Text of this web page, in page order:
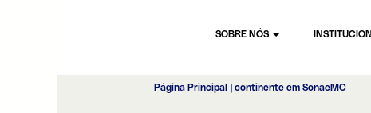
SOBRE NÓS
Página Principal continente em SonaeMC